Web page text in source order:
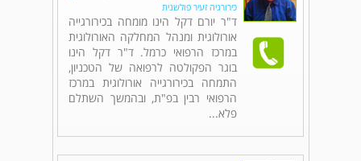
כירורגיה זעיר פולשנית
ד"ר יורם דקל הינו מומחה בכירורגייה
אורולוגית ומנהל המחלקה האורולוגית
במרכז הרפואי כרמל. ד"ר דקל הינו
בוגר הפקולטה לרפואה של הטכניון,
התמחה בכירורגייה אורולוגית במרכז
הרפואי רבין בפ"ת, ובהמשך השתלם
פלא...